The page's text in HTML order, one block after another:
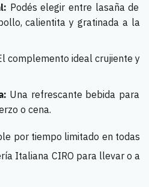
Podés elegir entre lasaña de
calientita y gratinada a la
complemento ideal crujiente y
Una refrescante bebida para
o cena.
por tiempo limitado en todas
Italiana CIRO para llevar o a